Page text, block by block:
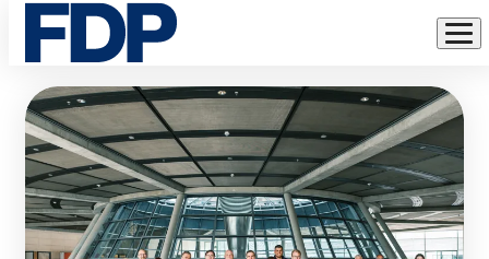
Direkt
Inhalt
MELDUNGEN